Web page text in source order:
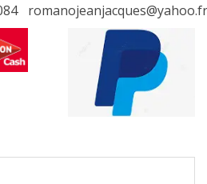
romanojeanjacques@yahoo.fr